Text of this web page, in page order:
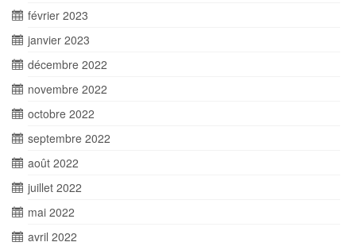
février 2023
janvier 2023
décembre 2022
novembre 2022
octobre 2022
septembre 2022
août 2022
juillet 2022
mai 2022
avril 2022